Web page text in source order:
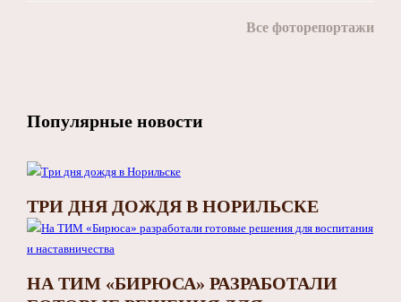
Все фоторепортажи
Популярные новости
ТРИ ДНЯ ДОЖДЯ В НОРИЛЬСКЕ
НА ТИМ «БИРЮСА» РАЗРАБОТАЛИ